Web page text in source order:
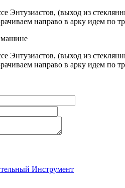
Энтузиастов, (выход из
направо в арку идем по
машине
Энтузиастов, (выход из
направо в арку идем по
Инструмент